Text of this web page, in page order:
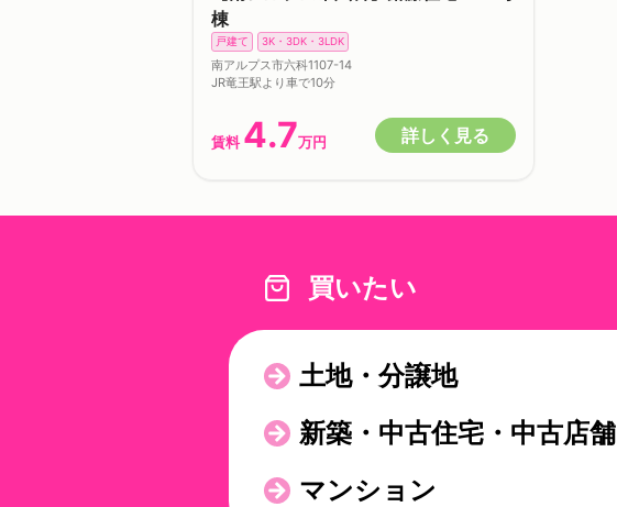
棟
戸建て 3K・3DK・3LDK
南アルプス市六科1107-14
JR竜王駅より車で10分
賃料 4.7万円 詳しく見る
買いたい
土地・分譲地
新築・中古住宅・中古店舗
マンション